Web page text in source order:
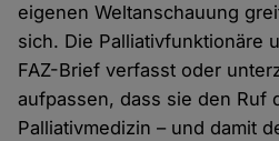
eigenen Weltanschauung
sich. Die Palliativfunktionäre
FAZ-Brief verfasst oder
aufpassen, dass sie den Ruf
Palliativmedizin – und damit